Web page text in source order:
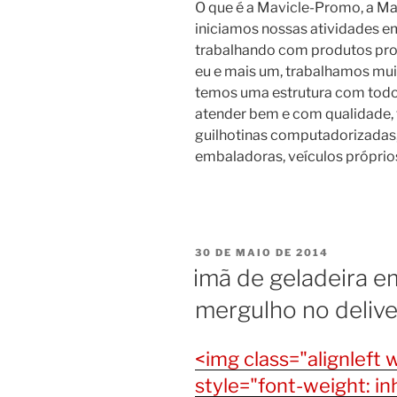
O que é a Mavicle-Promo, a
iniciamos nossas atividades
trabalhando com produtos
eu e mais um, trabalhamos
temos uma estrutura com
atender bem e com
guilhotinas
embaladoras, veículos
PUBLICADO
30 DE MAIO DE 2014
imã de geladeira
mergulho no
<img class="alignleft
style="font-weight: